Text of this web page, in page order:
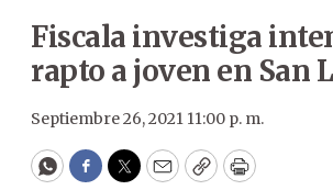
Fiscala investiga
rapto a joven en San
Septiembre 26, 2021 11:00 p. m.
WhatsApp
Facebook
Twitter
EmailCopyPrint